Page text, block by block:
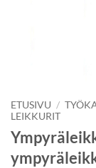
ETUSIVU /
LEIKKURIT